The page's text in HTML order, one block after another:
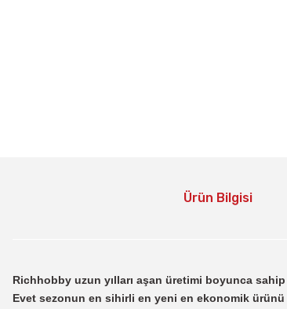
Ürün Bilgisi
Richhobby uzun yılları aşan üretimi boyunca
Evet sezonun en sihirli en yeni en ekonomik ürünü